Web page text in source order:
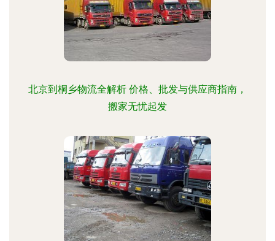
北京到桐乡物流全解析 价格、批发与供应商指南，
搬家无忧起发